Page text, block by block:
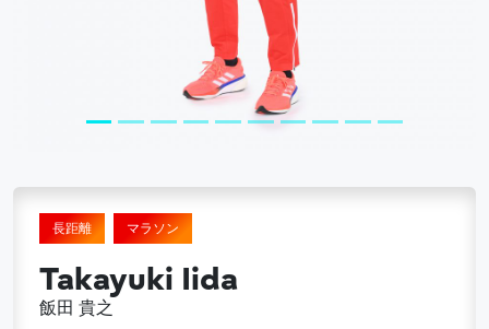
長距離 マラソン
Takayuki Iida
飯田 貴之